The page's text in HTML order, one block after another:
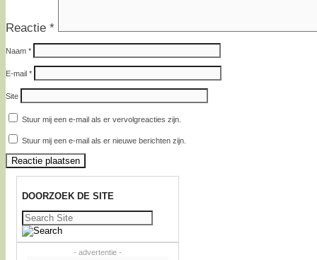
Reactie *
Naam *
E-mail *
Site
Stuur mij een e-mail als er vervolgreacties zijn.
Stuur mij een e-mail als er nieuwe berichten zijn.
DOORZOEK DE SITE
Zoeken
naar:
- advertentie -